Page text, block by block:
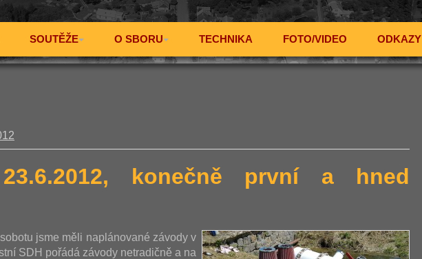
SOUTĚŽE O SBORU TECHNIKA FOTO/VIDEO ODKAZY
konečně první a hned
jsme měli naplánované závody v
SDH pořádá závody netradičně a na